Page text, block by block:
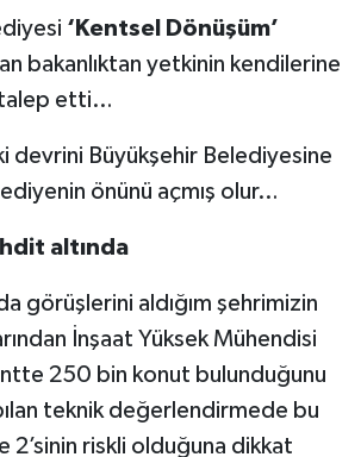
‘Kentsel Dönüşüm’
bakanlıktan yetkinin kendilerine
etti…
devrini Büyükşehir Belediyesine
önünü açmış olur…
altında
görüşlerini aldığım şehrimizin
İnşaat Yüksek Mühendisi
250 bin konut bulunduğunu
teknik değerlendirmede bu
2’sinin riskli olduğuna dikkat